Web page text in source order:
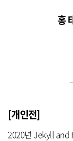
홍
[개인전]
2020년 Jekyll and